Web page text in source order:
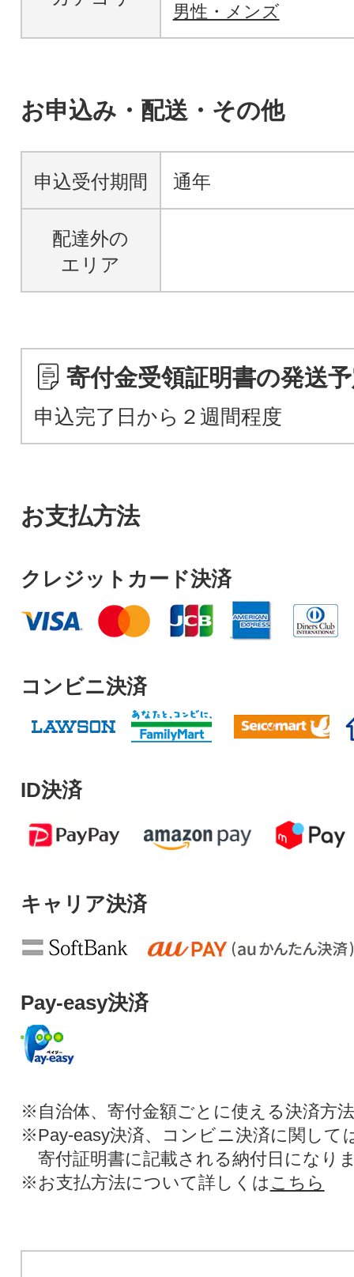
男性・メンズ
お申込み・配送・その他
申込受付期間 通年
配達外の
エリア
寄付金受領証明書の発送
申込完了日から２週間程度
お支払方法
クレジットカード決済
コンビニ決済
ID決済
キャリア決済
Pay-easy決済
※自治体、寄付金額ごとに使える決済方
※Pay-easy決済、コンビニ決済に関して
寄付証明書に記載される納付日になり
※お支払方法について詳しくは こちら